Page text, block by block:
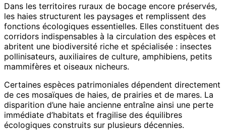
Dans les territoires ruraux de bocage encore préservés,
les haies structurent les paysages et remplissent des
fonctions écologiques essentielles. Elles constituent des
corridors indispensables à la circulation des espèces et
abritent une biodiversité riche et spécialisée : insectes
pollinisateurs, auxiliaires de culture, amphibiens, petits
mammifères et oiseaux nicheurs.
Certaines espèces patrimoniales dépendent directement
de ces mosaïques de haies, de prairies et de mares. La
disparition d’une haie ancienne entraîne ainsi une perte
immédiate d’habitats et fragilise des équilibres
écologiques construits sur plusieurs décennies.